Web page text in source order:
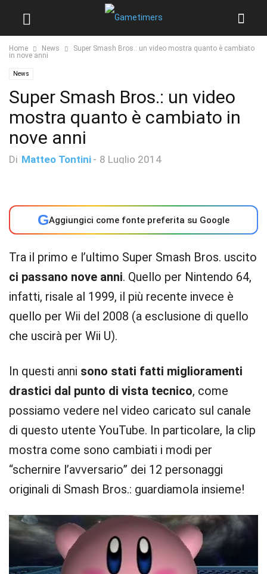
Home News
Super Smash Bros.: un video mostra quanto è cambiato
in nove anni
News
Super Smash Bros.: un video
mostra quanto è cambiato in
nove anni
Di Matteo Tontini - 8 Luglio 2014
GAggiungici come fonte preferita su Google
Tra il primo e l’ultimo Super Smash Bros. uscito
ci passano nove anni. Quello per Nintendo 64,
infatti, risale al 1999, il più recente invece è
quello per Wii del 2008 (a esclusione di quello
che uscirà per Wii U).
In questi anni sono stati fatti miglioramenti
drastici dal punto di vista tecnico, come
possiamo vedere nel video caricato sul canale
di questo utente YouTube. In particolare, la clip
mostra come sono cambiati i modi per
“schernire l’avversario” dei 12 personaggi
originali di Smash Bros.: guardiamola insieme!